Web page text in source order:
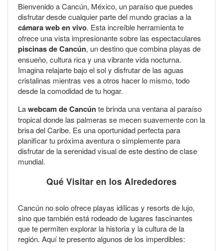
Bienvenido a Cancún, México, un paraíso que puedes
disfrutar desde cualquier parte del mundo gracias a la
cámara web en vivo. Esta increíble herramienta te
ofrece una vista impresionante sobre las espectaculares
piscinas de Cancún, un destino que combina playas de
ensueño, cultura rica y una vibrante vida nocturna.
Imagina relajarte bajo el sol y disfrutar de las aguas
cristalinas mientras ves a otros hacer lo mismo, todo
desde la comodidad de tu hogar.
Lawebcam de Cancúnte brinda una ventana al paraíso
tropical donde las palmeras se mecen suavemente con la
brisa del Caribe. Es una oportunidad perfecta para
planificar tu próxima aventura o simplemente para
disfrutar de la serenidad visual de este destino de clase
mundial.
Qué Visitar en los Alrededores
Cancún no solo ofrece playas idílicas y resorts de lujo,
sino que también está rodeado de lugares fascinantes
que te permiten explorar la historia y la cultura de la
región. Aquí te presento algunos de los imperdibles: